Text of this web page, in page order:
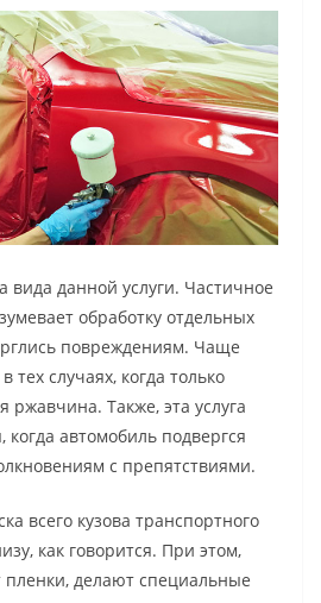
вида данной услуги. Частичное
обработку отдельных
повреждениям. Чаще
тех случаях, когда только
ржавчина. Также, эта услуга
когда автомобиль подвергся
с препятствиями.
всего кузова транспортного
как говорится. При этом,
пленки, делают специальные